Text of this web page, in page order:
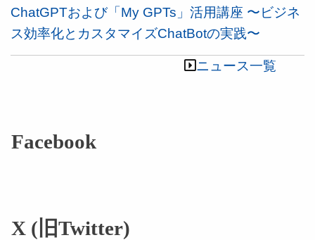
ChatGPTおよび「My GPTs」活用講座 〜ビジネ
ス効率化とカスタマイズChatBotの実践〜
ニュース一覧
Facebook
X (旧Twitter)